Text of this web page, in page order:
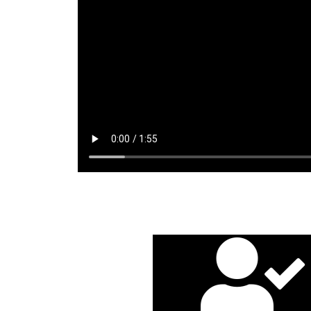
equipos complementarios que
requieras
DESCARGAR